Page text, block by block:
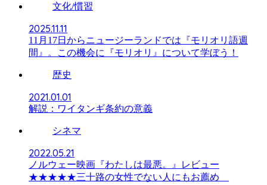
文化/慣習
2025.11.11
11月17日からニュージーランドでは『モリオリ語週
間』。この機会に『モリオリ』について学ぼう！
歴史
2021.01.01
解説：ワイタンギ条約の意義
シネマ
2022.05.21
ノルウェー映画『わたしは最悪。』レビュー
★★★★★三十路の女性でない人にもお薦め